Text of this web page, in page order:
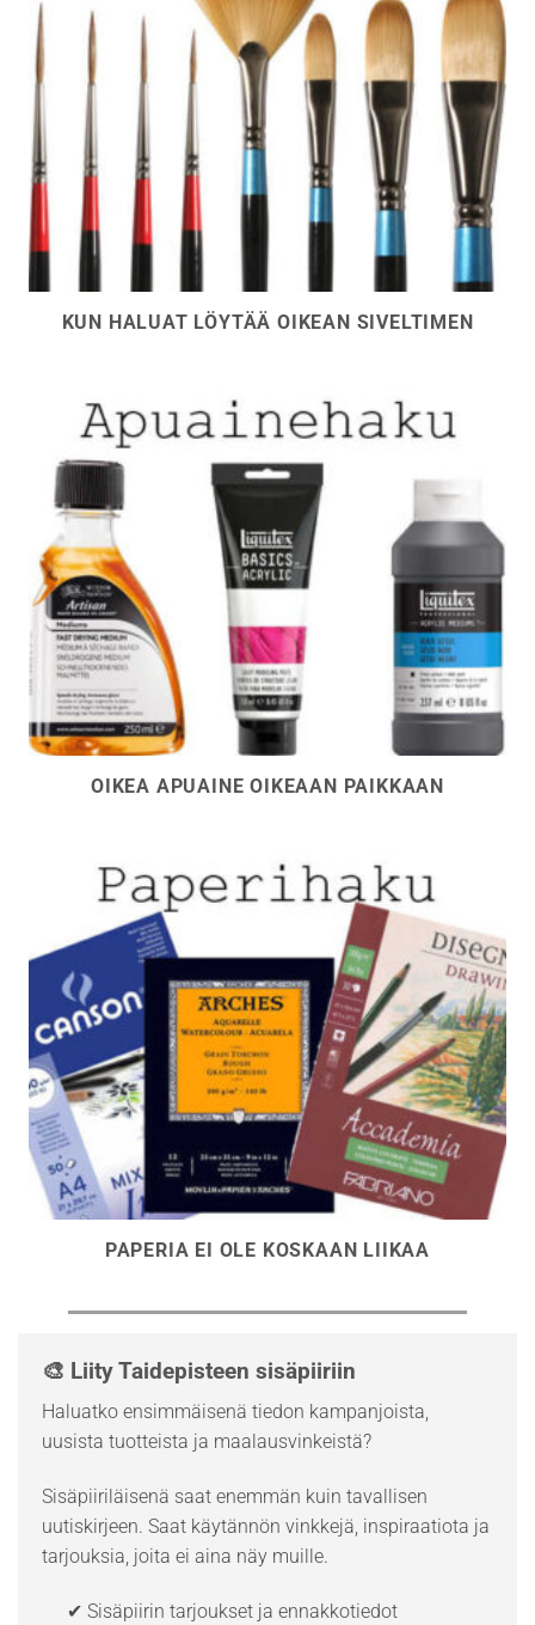
KUN HALUAT LÖYTÄÄ OIKEAN SIVELTIMEN
OIKEA APUAINE OIKEAAN PAIKKAAN
PAPERIA EI OLE KOSKAAN LIIKAA
🎨 Liity Taidepisteen sisäpiiriin
Haluatko ensimmäisenä tiedon kampanjoista,
uusista tuotteista ja maalausvinkeistä?
Sisäpiiriläisenä saat enemmän kuin tavallisen
uutiskirjeen. Saat käytännön vinkkejä, inspiraatiota ja
tarjouksia, joita ei aina näy muille.
✔ Sisäpiirin tarjoukset ja ennakkotiedot